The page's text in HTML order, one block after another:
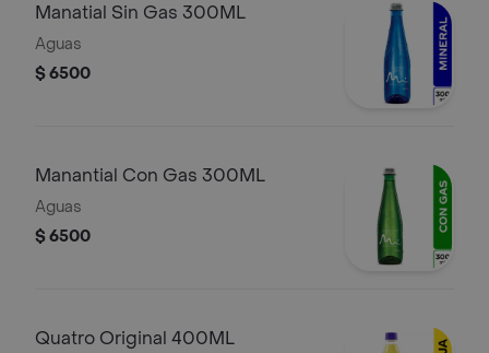
Manatial Sin Gas 300ML
Aguas
$ 6500
Manantial Con Gas 300ML
Aguas
$ 6500
Quatro Original 400ML